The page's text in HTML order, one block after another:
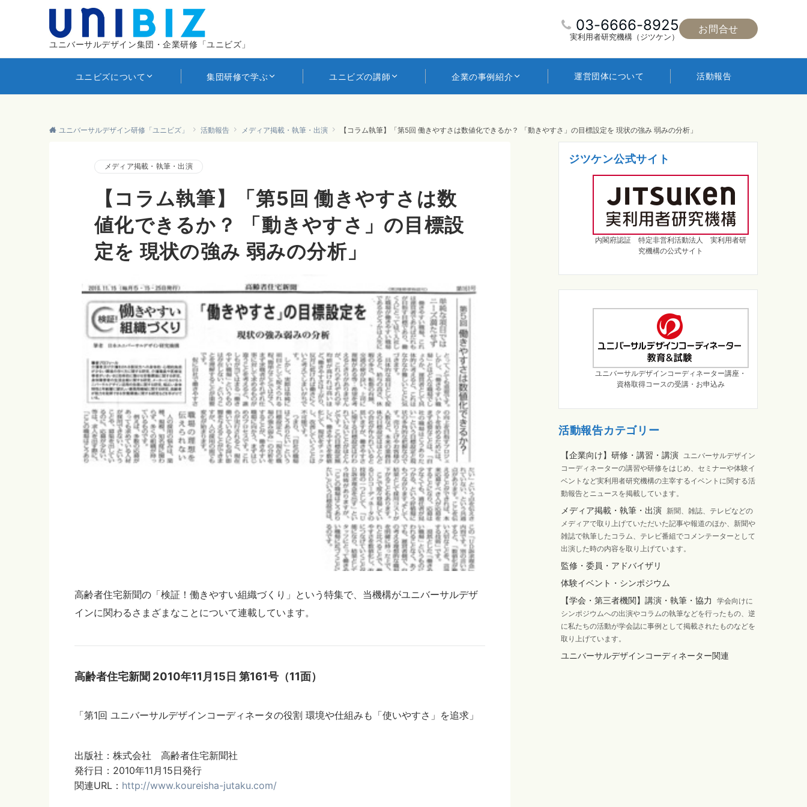
ユニバーサルデザイン集団・企業研修「ユニビズ」
03-6666-8925
実利用者研究機構（ジツケン）
お問合せ
ユニビズについて 集団研修で学ぶ ユニビズの講師 企業の事例紹介 運営団体について 活動報告
ユニバーサルデザイン研修「ユニビズ」 活動報告 メディア掲載・執筆・出演 【コラム執筆】「第5回 働きやすさは数値化できるか？ 「動きやすさ」の目標設定を 現状の強み 弱みの分析」
メディア掲載・執筆・出演
【コラム執筆】「第5回 働きやすさは数
値化できるか？ 「動きやすさ」の目標設
定を 現状の強み 弱みの分析」
高齢者住宅新聞の「検証！働きやすい組織づくり」という特集で、当機構がユニバーサルデザ
インに関わるさまざまなことについて連載しています。
高齢者住宅新聞 2010年11月15日 第161号（11面）
「第1回 ユニバーサルデザインコーディネータの役割 環境や仕組みも「使いやすさ」を追求」
出版社：株式会社 高齢者住宅新聞社
発行日：2010年11月15日発行
関連URL： http://www.koureisha-jutaku.com/
ジツケン公式サイト
内閣府認証 特定非営利活動法人 実利用者研
究機構の公式サイト
ユニバーサルデザインコーディネーター講座・
資格取得コースの受講・お申込み
活動報告カテゴリー
【企業向け】研修・講習・講演
ユニバーサルデザイン
コーディネーターの講習や研修をはじめ、セミナーや体験イ
ベントなど実利用者研究機構の主宰するイベントに関する活
動報告とニュースを掲載しています。
メディア掲載・執筆・出演
新聞、雑誌、テレビなどの
メディアで取り上げていただいた記事や報道のほか、新聞や
雑誌で執筆したコラム、テレビ番組でコメンテーターとして
出演した時の内容を取り上げています。
監修・委員・アドバイザリ
体験イベント・シンポジウム
【学会・第三者機関】講演・執筆・協力
学会向けに
シンポジウムへの出演やコラムの執筆などを行ったもの、逆
に私たちの活動が学会誌に事例として掲載されたものなどを
取り上げています。
ユニバーサルデザインコーディネーター関連